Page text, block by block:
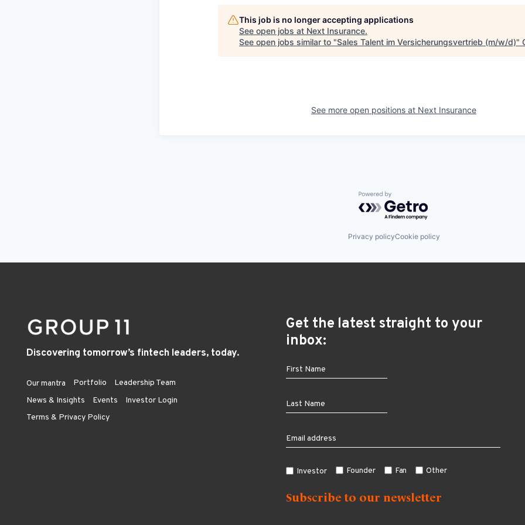
This job is no longer accepting applications
See open jobs at Next Insurance.
See open jobs similar to "Sales Talent im Versicherungsvertrieb (m/w/d)"
See more open positions at Next Insurance
Powered by Getro.com
Privacy policyCookie policy
Discovering tomorrow’s fintech leaders, today.
Our mantra Portfolio
Leadership Team
News & Insights
Events
Investor Login
Terms & Privacy Policy
Get the latest straight to your
inbox:
Investor Founder Fan Other